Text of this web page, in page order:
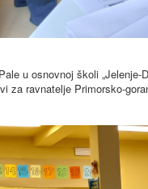
u osnovnoj školi
za ravnatelje Primorsko-